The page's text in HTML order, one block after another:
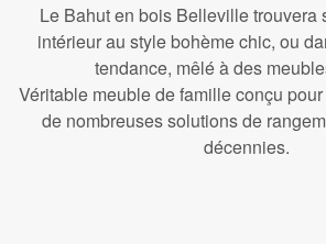
Le Bahut en bois Belleville trouvera
intérieur au style bohème chic, ou
tendance, mêlé à des
Véritable meuble de famille conçu
de nombreuses solutions de
décennies.